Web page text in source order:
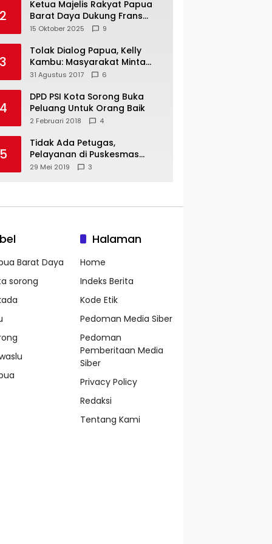
2
Ketua Majelis Rakyat Papua
Barat Daya Dukung Frans
Pigome Sebagai Presidir PT
15 Oktober 2025 9
3
Tolak Dialog Papua, Kelly
Kambu: Masyarakat Minta
Pemekaran
31 Agustus 2017 6
DPD PSI Kota Sorong Buka
Peluang Untuk Orang Baik
2 Februari 2018 4
Tidak Ada Petugas,
Pelayanan di Puskesmas
Mare-Maybrat Lumpuh
29 Mei 2019 3
Barat Daya
sorong
Halaman
Home
Indeks Berita
Kode Etik
Pedoman Media Siber
Pedoman
Pemberitaan Media
Siber
Privacy Policy
Redaksi
Tentang Kami